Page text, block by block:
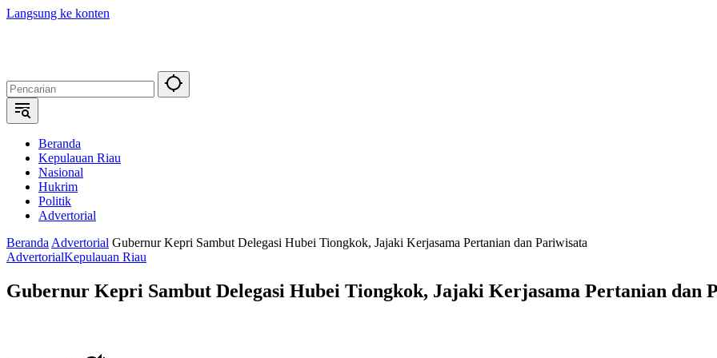
Langsung ke konten
Beranda
Kepulauan Riau
Nasional
Hukrim
Politik
Advertorial
Beranda Advertorial Gubernur Kepri Sambut Delegasi Hubei Tiongkok, Jajaki Kerjasama Pertanian dan Pariwisata
AdvertorialKepulauan Riau
Gubernur Kepri Sambut Delegasi Hubei Tiongkok, Jajaki Kerjasama Pertanian dan